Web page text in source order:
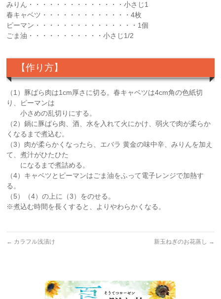
みりん・・・・・・・・・・・・・・小さじ1
春キャベツ・・・・・・・・・・・・・4枚
ピーマン・・・・・・・・・・・・・・・1個
ごま油・・・・・・・・・・・小さじ1/2
【作り方】
（1）豚ばら肉は1cm厚さに切る。春キャベツは4cm角の色紙切
り、ピーマンは
小さめの乱切りにする。
（2）鍋に豚ばら肉、酒、水を入れて火にかけ、弱火で肉が柔らか
くなるまで煮込む。
（3）肉が柔らかくなったら、エバラ 黄金の味中辛、みりんを加え
て、煮汁がひたひた
になるまで煮詰める。
（4）キャベツとピーマンはごま油をふって電子レンジで加熱す
る。
（5）（4）の上に（3）をのせる。
※煮込む時間を長くすると、よりやわらかくなる。
← カラフル浅漬け 新玉ねぎのお花蒸し →